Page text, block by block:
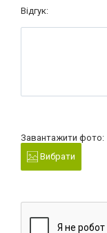
Відгук:
Завантажити фото:
Вибрати